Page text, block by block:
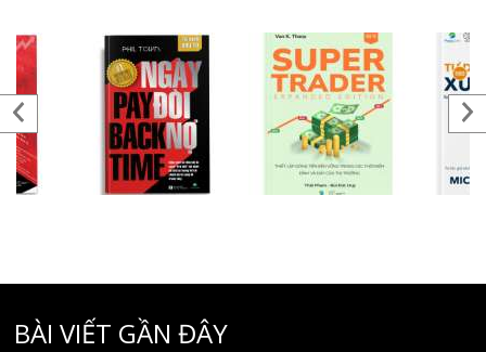
BÀI VIẾT GẦN ĐÂY